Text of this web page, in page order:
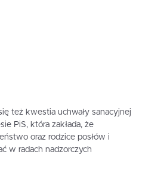
też kwestia uchwały sanacyjnej
PiS, która zakłada, że
oraz rodzice posłów i
w radach nadzorczych